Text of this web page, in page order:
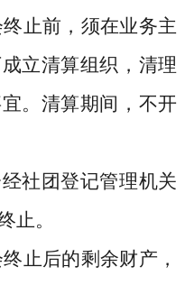
终止前，须在业务主
立清算组织，清理
。清算期间，不开
经社团登记管理机关
止。
终止后的剩余财产，